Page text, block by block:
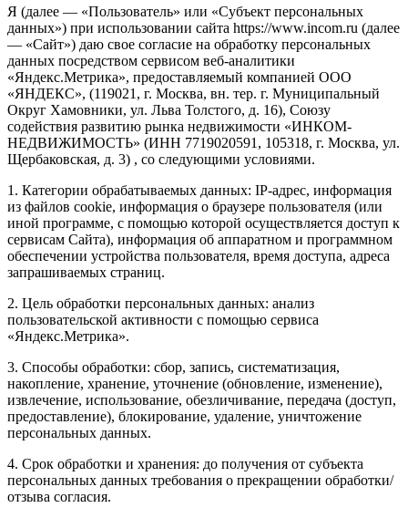
Я (далее — «Пользователь» или «Субъект персональных
данных») при использовании сайта https://www.incom.ru (далее
— «Сайт») даю свое согласие на обработку персональных
данных посредством сервисом веб-аналитики
«Яндекс.Метрика», предоставляемый компанией ООО
«ЯНДЕКС», (119021, г. Москва, вн. тер. г. Муниципальный
Округ Хамовники, ул. Льва Толстого, д. 16), Союзу
содействия развитию рынка недвижимости «ИНКОМ-
НЕДВИЖИМОСТЬ» (ИНН 7719020591, 105318, г. Москва, ул.
Щербаковская, д. 3) , со следующими условиями.
1. Категории обрабатываемых данных: IP-адрес, информация
из файлов cookie, информация о браузере пользователя (или
иной программе, с помощью которой осуществляется доступ к
сервисам Сайта), информация об аппаратном и программном
обеспечении устройства пользователя, время доступа, адреса
запрашиваемых страниц.
2. Цель обработки персональных данных: анализ
пользовательской активности с помощью сервиса
«Яндекс.Метрика».
3. Способы обработки: сбор, запись, систематизация,
накопление, хранение, уточнение (обновление, изменение),
извлечение, использование, обезличивание, передача (доступ,
предоставление), блокирование, удаление, уничтожение
персональных данных.
4. Срок обработки и хранения: до получения от субъекта
персональных данных требования о прекращении обработки/
отзыва согласия.